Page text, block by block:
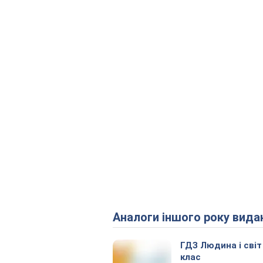
Аналоги іншого року
ГДЗ Людина і
клас